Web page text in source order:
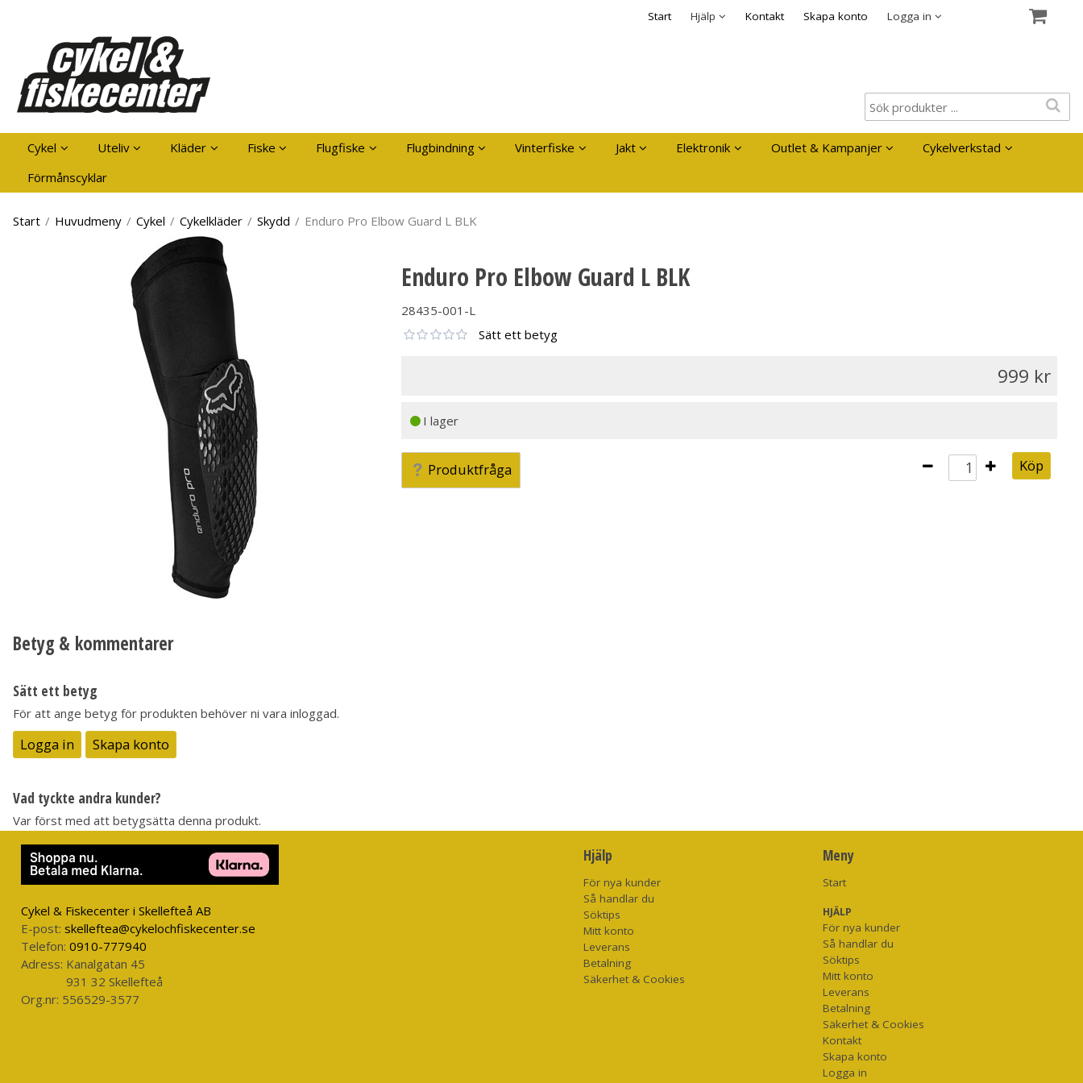
Start Hjälp
Säkerhet & Cookies Kontakt Skapa konto Logga in
Kom ihåg mig
Cykel Uteliv Kläder Fiske Flugfiske Flugbindning Vinterfiske Jakt Elektronik Outlet & Kampanjer
Cykelverkstad
Förmånscyklar
Start / Huvudmeny / Cykel / Cykelkläder / Skydd / Enduro Pro Elbow Guard L BLK
Enduro Pro Elbow Guard L BLK
28435-001-L
Sätt ett betyg
999
I lager
Produktfråga Köp
Betyg & kommentarer
Sätt ett betyg
För att ange betyg för produkten behöver ni vara inloggad.
Logga in Skapa konto
Vad tyckte andra kunder?
Var först med att betygsätta denna produkt.
Cykel & Fiskecenter i Skellefteå AB
E-post: skelleftea@cykelochfiskecenter.se
Telefon: 0910-777940
Adress: Kanalgatan 45
931 32 Skellefteå
Org.nr: 556529-3577
Hjälp
För nya kunder
Så handlar du
Söktips
Mitt konto
Leverans
Betalning
Säkerhet & Cookies
Meny
Start
HJÄLP
För nya kunder
Så handlar du
Söktips
Mitt konto
Leverans
Betalning
Säkerhet & Cookies
Kontakt
Skapa konto
Logga in